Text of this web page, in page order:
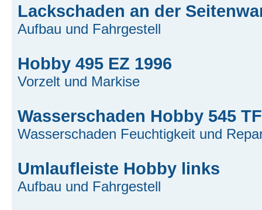
Lackschaden an der
Aufbau und Fahrgestell
Hobby 495 EZ 1996
Vorzelt und Markise
Wasserschaden Hobby 545
Wasserschaden Feuchtigkeit und
Umlaufleiste Hobby links
Aufbau und Fahrgestell